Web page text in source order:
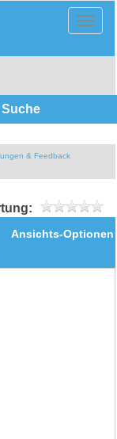
Suche
& Feedback
Ansichts-Optionen